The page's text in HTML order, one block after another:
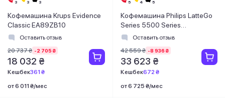
Кофемашина Krups Evidence
Classic EA89ZB10
Оставить отзыв
20 737 ₴ -2 705 ₴
18 032 ₴
Кешбек361 ₴
от 6 011 ₴/мес
Кофемашина Philips LatteGo
Series 5500 Series
EP5547/90
Оставить отзыв
42 559 ₴ -8 936 ₴
33 623 ₴
Кешбек672 ₴
от 6 725 ₴/мес